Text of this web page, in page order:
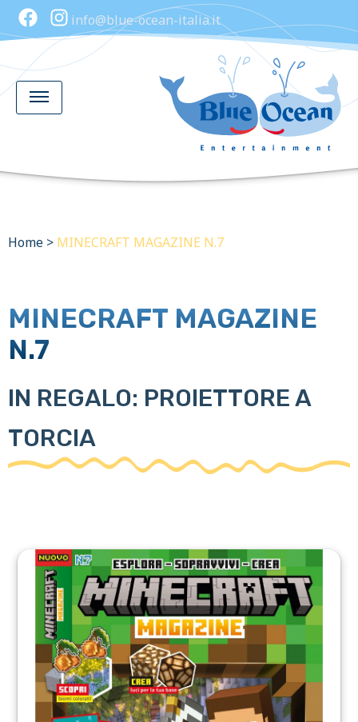
info@blue-ocean-italia.it
Home > MINECRAFT MAGAZINE N.7
MINECRAFT MAGAZINE
N.7
IN REGALO: PROIETTORE A
TORCIA